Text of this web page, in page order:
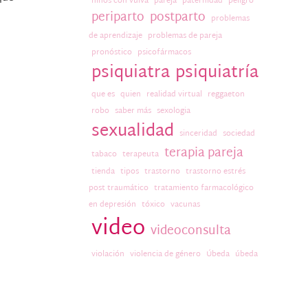
periparto postparto problemas
de aprendizaje problemas de pareja
pronóstico psicofármacos
psiquiatra psiquiatría
que es quien realidad virtual reggaeton
robo saber más sexologia
sexualidad sinceridad sociedad
tabaco terapeuta terapia pareja
tienda tipos trastorno trastorno estrés
post traumático tratamiento farmacológico
en depresión tóxico vacunas
video videoconsulta
violación violencia de género Úbeda úbeda